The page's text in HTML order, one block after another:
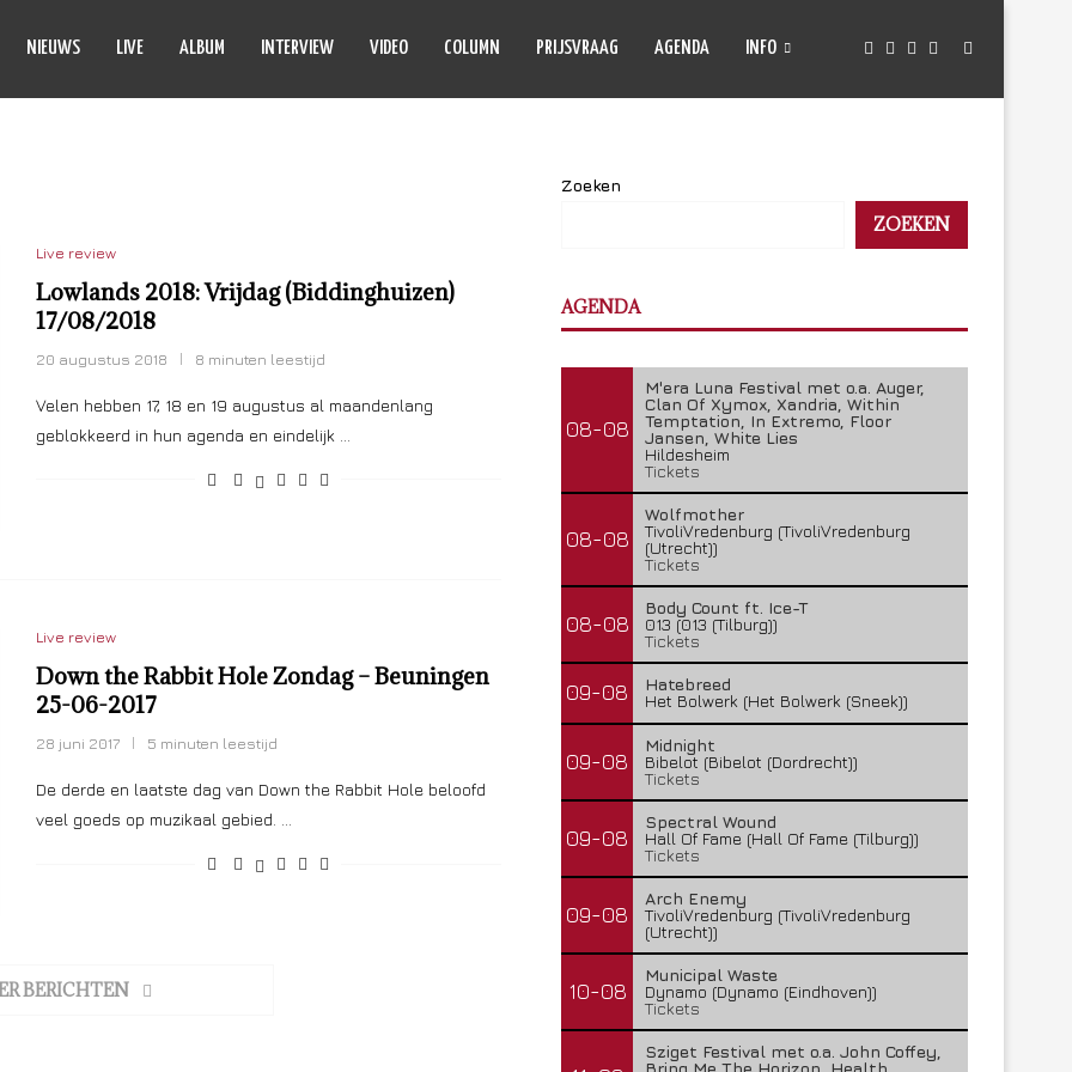
NIEUWS LIVE ALBUM INTERVIEW VIDEO COLUMN PRIJSVRAAG AGENDA INFO
Live review
Lowlands 2018: Vrijdag (Biddinghuizen)
17/08/2018
20 augustus 2018 8 minuten leestijd
Velen hebben 17, 18 en 19 augustus al maandenlang
geblokkeerd in hun agenda en eindelijk …
Live review
Down the Rabbit Hole Zondag – Beuningen
25-06-2017
28 juni 2017 5 minuten leestijd
De derde en laatste dag van Down the Rabbit Hole beloofd
veel goeds op muzikaal gebied. …
BERICHTEN
Zoeken
ZOEKEN
AGENDA
08-08
M'era Luna Festival met o.a. Auger,
Clan Of Xymox, Xandria, Within
Temptation, In Extremo, Floor
Jansen, White Lies
Hildesheim
Tickets
08-08
Wolfmother
TivoliVredenburg (TivoliVredenburg
(Utrecht))
Tickets
08-08
Body Count ft. Ice-T
013 (013 (Tilburg))
Tickets
09-08
Hatebreed
Het Bolwerk (Het Bolwerk (Sneek))
09-08
Midnight
Bibelot (Bibelot (Dordrecht))
Tickets
09-08
Spectral Wound
Hall Of Fame (Hall Of Fame (Tilburg))
Tickets
09-08
Arch Enemy
TivoliVredenburg (TivoliVredenburg
(Utrecht))
10-08
Municipal Waste
Dynamo (Dynamo (Eindhoven))
Tickets
Sziget Festival met o.a. John Coffey,
Bring Me The Horizon, Health